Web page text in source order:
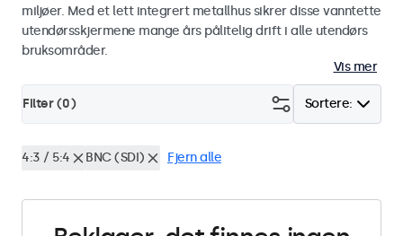
miljøer. Med et lett integrert metallhus sikrer disse vanntette
utendørsskjermene mange års pålitelig drift i alle utendørs
bruksområder.
Vis mer
Sortere:
Filter (0)
4:3 / 5:4 BNC (SDI) Fjern alle